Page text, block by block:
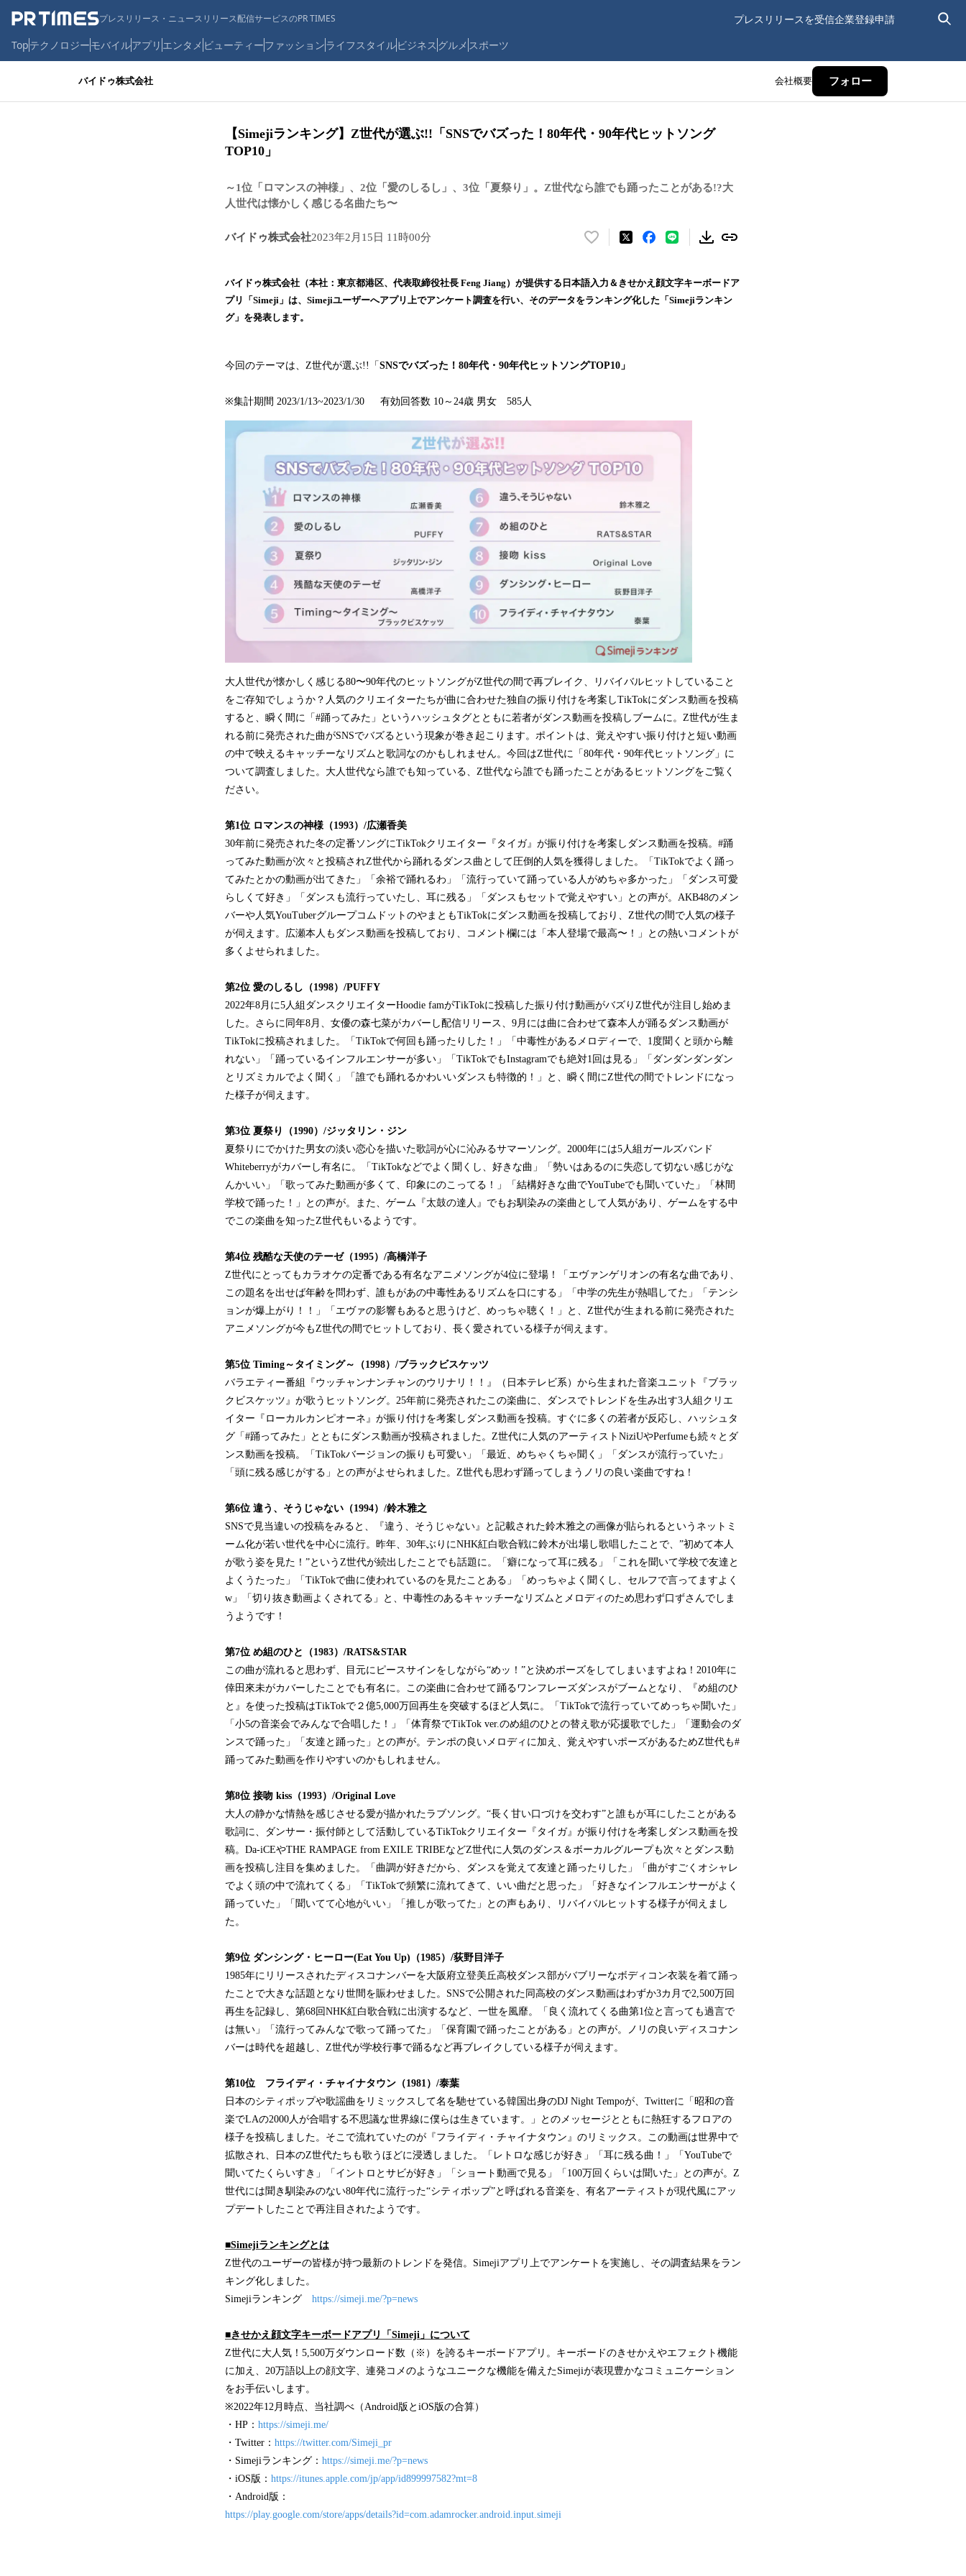
プレスリリース・ニュースリリース配信サービスのPR TIMES プレスリリースを受信企業登録申請
Topテクノロジーモバイルアプリ エンタメ ビューティーファッションライフスタイルビジネス グルメ スポーツ
バイドゥ株式会社 会社概要 フォロー
【Simejiランキング】Z世代が選ぶ!!「SNSでバズった！80年代・90年代ヒットソング
TOP10」
～1位「ロマンスの神様」、2位「愛のしるし」、3位「夏祭り」。Z世代なら誰でも踊ったことがある!?大
人世代は懐かしく感じる名曲たち〜
バイドゥ株式会社2023年2月15日 11時00分
い
！
数
込
バイドゥ株式会社（本社：東京都港区、代表取締役社長 Feng Jiang）が提供する日本語入力＆きせかえ顔文字キーボードア
プリ「Simeji」は、Simejiユーザーへアプリ上でアンケート調査を行い、そのデータをランキング化した「Simejiランキン
グ」を発表します。
今回のテーマは、Z世代が選ぶ!!「 SNSでバズった ！ 80年代・ 90年代ヒットソングTOP10 」
※集計期間 2023/1/13~2023/1/30 有効回答数 10～24歳 男女 585人
大人世代が懐かしく感じる80〜90年代のヒットソングがZ世代の間で再ブレイク、リバイバルヒットしていること
をご存知でしょうか？人気のクリエイターたちが曲に合わせた独自の振り付けを考案しTikTokにダンス動画を投稿
すると、瞬く間に「#踊ってみた」というハッシュタグとともに若者がダンス動画を投稿しブームに。Z世代が生ま
れる前に発売された曲がSNSでバズるという現象が巻き起こります。ポイントは、覚えやすい振り付けと短い動画
の中で映えるキャッチーなリズムと歌詞なのかもしれません。今回はZ世代に「80年代・90年代ヒットソング」に
ついて調査しました。大人世代なら誰でも知っている、Z世代なら誰でも踊ったことがあるヒットソングをご覧く
ださい。
第1位 ロマンスの神様 （1993） /広瀬香美
30年前に発売された冬の定番ソングにTikTokクリエイター『タイガ』が振り付けを考案しダンス動画を投稿。#踊
ってみた動画が次々と投稿されZ世代から踊れるダンス曲として圧倒的人気を獲得しました。「TikTokでよく踊っ
てみたとかの動画が出てきた」「余裕で踊れるわ」「流行っていて踊っている人がめちゃ多かった」「ダンス可愛
らしくて好き」「ダンスも流行っていたし、耳に残る」「ダンスもセットで覚えやすい」との声が。AKB48のメン
バーや人気YouTuberグループコムドットのやまともTikTokにダンス動画を投稿しており、Z世代の間で人気の様子
が伺えます。広瀬本人もダンス動画を投稿しており、コメント欄には「本人登場で最高〜！」との熱いコメントが
多くよせられました。
第2位 愛のしるし （1998） /PUFFY
2022年8月に5人組ダンスクリエイターHoodie famがTikTokに投稿した振り付け動画がバズりZ世代が注目し始めま
した。さらに同年8月、女優の森七菜がカバーし配信リリース、9月には曲に合わせて森本人が踊るダンス動画が
TikTokに投稿されました。「TikTokで何回も踊ったりした！」「中毒性があるメロディーで、1度聞くと頭から離
れない」「踊っているインフルエンサーが多い」「TikTokでもInstagramでも絶対1回は見る」「ダンダンダンダン
とリズミカルでよく聞く」「誰でも踊れるかわいいダンスも特徴的！」と、瞬く間にZ世代の間でトレンドになっ
た様子が伺えます。
第3位 夏祭り（1990） /ジッタリン・ジン
夏祭りにでかけた男女の淡い恋心を描いた歌詞が心に沁みるサマーソング。2000年には5人組ガールズバンド
Whiteberryがカバーし有名に。「TikTokなどでよく聞くし、好きな曲」「勢いはあるのに失恋して切ない感じがな
んかいい」「歌ってみた動画が多くて、印象にのこってる！」「結構好きな曲でYouTubeでも聞いていた」「林間
学校で踊った！」との声が。また、ゲーム『太鼓の達人』でもお馴染みの楽曲として人気があり、ゲームをする中
でこの楽曲を知ったZ世代もいるようです。
第4位 残酷な天使のテーゼ（1995）/高橋洋子
Z世代にとってもカラオケの定番である有名なアニメソングが4位に登場！「エヴァンゲリオンの有名な曲であり、
この題名を出せば年齢を問わず、誰もがあの中毒性あるリズムを口にする」「中学の先生が熱唱してた」「テンシ
ョンが爆上がり！！」「エヴァの影響もあると思うけど、めっちゃ聴く！」と、Z世代が生まれる前に発売された
アニメソングが今もZ世代の間でヒットしており、長く愛されている様子が伺えます。
第5位 Timing～タイミング～（1998） /ブラックビスケッツ
バラエティー番組『ウッチャンナンチャンのウリナリ！！』（日本テレビ系）から生まれた音楽ユニット『ブラッ
クビスケッツ』が歌うヒットソング。25年前に発売されたこの楽曲に、ダンスでトレンドを生み出す3人組クリエ
イター『ローカルカンピオーネ』が振り付けを考案しダンス動画を投稿。すぐに多くの若者が反応し、ハッシュタ
グ「#踊ってみた」とともにダンス動画が投稿されました。Z世代に人気のアーティストNiziUやPerfumeも続々とダ
ンス動画を投稿。「TikTokバージョンの振りも可愛い」「最近、めちゃくちゃ聞く」「ダンスが流行っていた」
「頭に残る感じがする」との声がよせられました。Z世代も思わず踊ってしまうノリの良い楽曲ですね！
第6位 違う、そうじゃない （1994） /鈴木雅之
SNSで見当違いの投稿をみると、『違う、そうじゃない』と記載された鈴木雅之の画像が貼られるというネットミ
ーム化が若い世代を中心に流行。昨年、30年ぶりにNHK紅白歌合戦に鈴木が出場し歌唱したことで、”初めて本人
が歌う姿を見た！”というZ世代が続出したことでも話題に。「癖になって耳に残る」「これを聞いて学校で友達と
よくうたった」「TikTokで曲に使われているのを見たことある」「めっちゃよく聞くし、セルフで言ってますよく
w」「切り抜き動画よくされてる」と、中毒性のあるキャッチーなリズムとメロディのため思わず口ずさんでしま
うようです！
第7位 め組のひと （1983） /RATS&STAR
この曲が流れると思わず、目元にピースサインをしながら“めッ！”と決めポーズをしてしまいますよね！2010年に
倖田來未がカバーしたことでも有名に。この楽曲に合わせて踊るワンフレーズダンスがブームとなり、『め組のひ
と』を使った投稿はTikTokで２億5,000万回再生を突破するほど人気に。「TikTokで流行っていてめっちゃ聞いた」
「小5の音楽会でみんなで合唱した！」「体育祭でTikTok ver.のめ組のひとの替え歌が応援歌でした」「運動会のダ
ンスで踊った」「友達と踊った」との声が。テンポの良いメロディに加え、覚えやすいポーズがあるためZ世代も#
踊ってみた動画を作りやすいのかもしれません。
第8位 接吻 kiss （1993） /Original Love
大人の静かな情熱を感じさせる愛が描かれたラブソング。“長く甘い口づけを交わす”と誰もが耳にしたことがある
歌詞に、ダンサー・振付師として活動しているTikTokクリエイター『タイガ』が振り付けを考案しダンス動画を投
稿。Da-iCEやTHE RAMPAGE from EXILE TRIBEなどZ世代に人気のダンス＆ボーカルグループも次々とダンス動
画を投稿し注目を集めました。「曲調が好きだから、ダンスを覚えて友達と踊ったりした」「曲がすごくオシャレ
でよく頭の中で流れてくる」「TikTokで頻繁に流れてきて、いい曲だと思った」「好きなインフルエンサーがよく
踊っていた」「聞いてて心地がいい」「推しが歌ってた」との声もあり、リバイバルヒットする様子が伺えまし
た。
第9位 ダンシング・ヒーロー(Eat You Up) （1985） /荻野目洋子
1985年にリリースされたディスコナンバーを大阪府立登美丘高校ダンス部がバブリーなボディコン衣装を着て踊っ
たことで大きな話題となり世間を賑わせました。SNSで公開された同高校のダンス動画はわずか3カ月で2,500万回
再生を記録し、第68回NHK紅白歌合戦に出演するなど、一世を風靡。「良く流れてくる曲第1位と言っても過言で
は無い」「流行ってみんなで歌って踊ってた」「保育園で踊ったことがある」との声が。ノリの良いディスコナン
バーは時代を超越し、Z世代が学校行事で踊るなど再ブレイクしている様子が伺えます。
第10位 フライディ・チャイナタウン （1981） /泰葉
日本のシティポップや歌謡曲をリミックスして名を馳せている韓国出身のDJ Night Tempoが、Twitterに「昭和の音
楽でLAの2000人が合唱する不思議な世界線に僕らは生きています。」とのメッセージとともに熱狂するフロアの
様子を投稿しました。そこで流れていたのが『フライディ・チャイナタウン』のリミックス。この動画は世界中で
拡散され、日本のZ世代たちも歌うほどに浸透しました。「レトロな感じが好き」「耳に残る曲！」「YouTubeで
聞いてたくらいすき」「イントロとサビが好き」「ショート動画で見る」「100万回くらいは聞いた」との声が。Z
世代には聞き馴染みのない80年代に流行った“シティポップ”と呼ばれる音楽を、有名アーティストが現代風にアッ
プデートしたことで再注目されたようです。
■Simejiランキングとは
Z世代のユーザーの皆様が持つ最新のトレンドを発信。Simejiアプリ上でアンケートを実施し、その調査結果をラン
キング化しました。
Simejiランキング https://simeji.me/?p=news
■きせかえ顔文字キーボードアプリ「 Simeji 」について
Z世代に大人気！5,500万ダウンロード数（※）を誇るキーボードアプリ。キーボードのきせかえやエフェクト機能
に加え、20万語以上の顔文字、連発コメのようなユニークな機能を備えたSimejiが表現豊かなコミュニケーション
をお手伝いします。
※2022年12月時点、当社調べ（Android版とiOS版の合算）
・HP： https://simeji.me/
・Twitter： https://twitter.com/Simeji_pr
・Simejiランキング： https://simeji.me/?p=news
・iOS版： https://itunes.apple.com/jp/app/id899997582?mt=8
・Android版：
https://play.google.com/store/apps/details?id=com.adamrocker.android.input.simeji